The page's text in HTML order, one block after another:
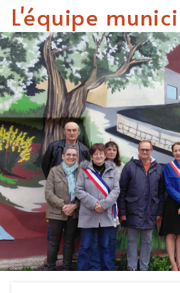
L'équipe